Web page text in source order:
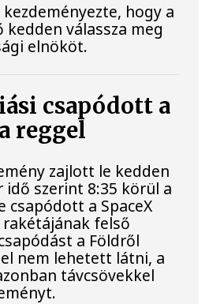
hogy a
válassza meg
elnököt.
csapódott a
reggel
zajlott le kedden
idő szerint 8:35 körül a
csapódott a SpaceX
rakétájának felső
a Földről
nem lehetett látni, a
távcsövekkel